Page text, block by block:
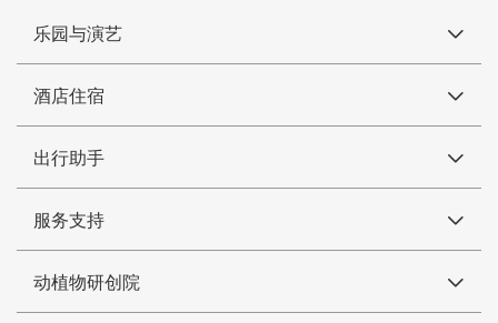
乐园与演艺
酒店住宿
出行助手
服务支持
动植物研创院